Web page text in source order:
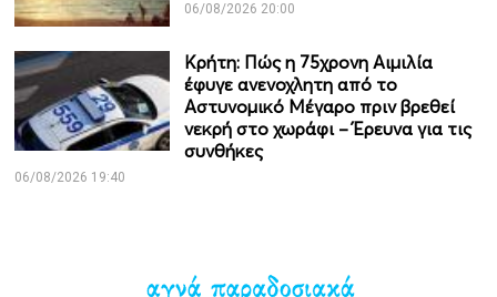
06/08/2026 20:00
Κρήτη: Πώς η 75χρονη Αιμιλία
έφυγε ανενοχλητη από το
Αστυνομικό Μέγαρο πριν βρεθεί
νεκρή στο χωράφι – Έρευνα για τις
συνθήκες
06/08/2026 19:40